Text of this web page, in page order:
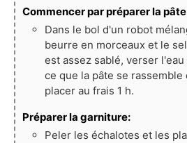
Commencer par préparer la
Dans le bol d'un robot
beurre en morceaux et le
est assez sablé, verser
ce que la pâte se
placer au frais 1 h.
Préparer la garniture:
Peler les échalotes et les